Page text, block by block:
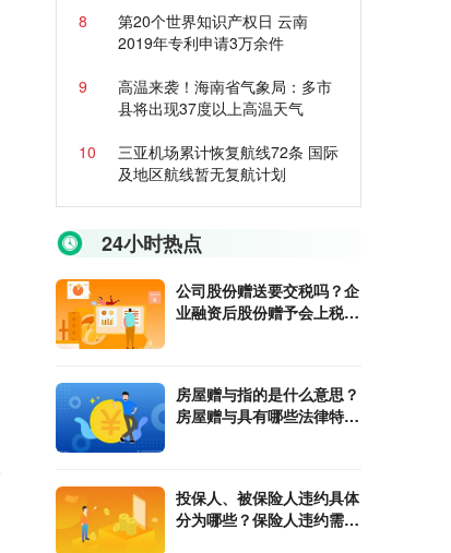
8
第20个世界知识产权日 云南
2019年专利申请3万余件
9
高温来袭！海南省气象局：多市
县将出现37度以上高温天气
10
三亚机场累计恢复航线72条 国际
及地区航线暂无复航计划
24小时热点
公司股份赠送要交税吗？企
业融资后股份赠予会上税
房屋赠与指的是什么意思？
房屋赠与具有哪些法律特
投保人、被保险人违约具体
分为哪些？保险人违约需要